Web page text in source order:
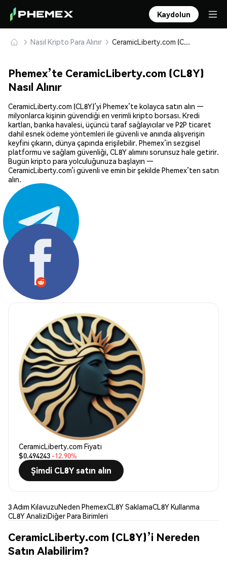
Kaydolun
Nasıl Kripto Para Alınır CeramicLiberty.com (CL8Y) Güvenle Satın Alın ve Saklayın
Phemex’te CeramicLiberty.com (CL8Y)
Nasıl Alınır
CeramicLiberty.com (CL8Y)’yi Phemex’te kolayca satın alın —
milyonlarca kişinin güvendiği en verimli kripto borsası. Kredi
kartları, banka havalesi, üçüncü taraf sağlayıcılar ve P2P ticaret
dahil esnek ödeme yöntemleri ile güvenli ve anında alışverişin
keyfini çıkarın, dünya çapında erişilebilir. Phemex’in sezgisel
platformu ve sağlam güvenliği, CL8Y alımını sorunsuz hale getirir.
Bugün kripto para yolculuğunuza başlayın —
CeramicLiberty.com’i güvenli ve emin bir şekilde Phemex’ten satın
alın.
Paylaş:
CeramicLiberty.com Fiyatı
$0.494243 -12.90%
Şimdi CL8Y satın alın
3 Adım KılavuzuNeden PhemexCL8Y SaklamaCL8Y Kullanma
CL8Y AnaliziDiğer Para Birimleri
CeramicLiberty.com (CL8Y)’i Nereden
Satın Alabilirim?